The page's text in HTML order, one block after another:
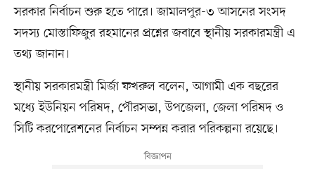
সরকার নির্বাচন শুরু হতে পারে। জামালপুর-৩ আসনের সংসদ
সদস্য মোস্তাফিজুর রহমানের প্রশ্নের জবাবে স্থানীয় সরকারমন্ত্রী এ
তথ্য জানান।
স্থানীয় সরকারমন্ত্রী মির্জা ফখরুল বলেন, আগামী এক বছরের
মধ্যে ইউনিয়ন পরিষদ, পৌরসভা, উপজেলা, জেলা পরিষদ ও
সিটি করপোরেশনের নির্বাচন সম্পন্ন করার পরিকল্পনা রয়েছে।